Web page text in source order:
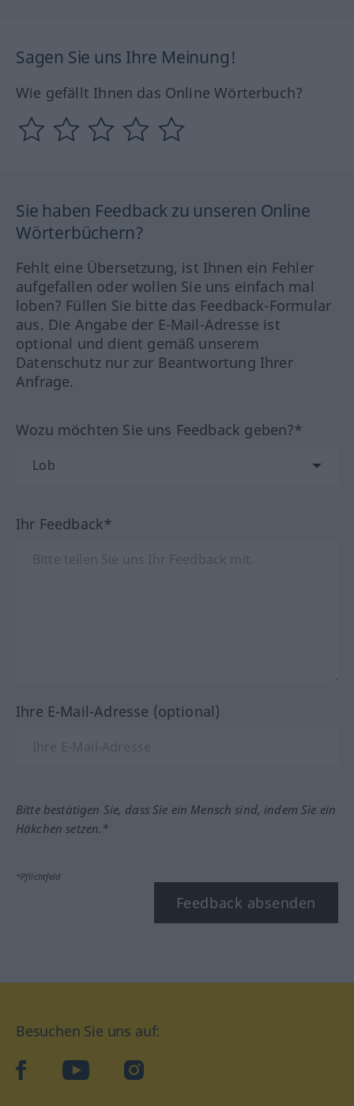
Sagen Sie uns Ihre Meinung!
Wie gefällt Ihnen das Online Wörterbuch?
Sie haben Feedback zu unseren Online
Wörterbüchern?
Fehlt eine Übersetzung, ist Ihnen ein Fehler
aufgefallen oder wollen Sie uns einfach mal
loben? Füllen Sie bitte das Feedback-Formular
aus. Die Angabe der E-Mail-Adresse ist
optional und dient gemäß unserem
Datenschutz nur zur Beantwortung Ihrer
Anfrage.
Wozu möchten Sie uns Feedback geben?*
Ihr Feedback*
Ihre E-Mail-Adresse (optional)
Bitte bestätigen Sie, dass Sie ein Mensch sind, indem Sie ein
Häkchen setzen.*
*Pflichtfeld
Feedback absenden
Besuchen Sie uns auf:
facebookYouTube Instagram